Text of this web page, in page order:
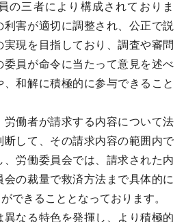
の三者により構成されておりま
害が適切に調整され、公正で説
現を目指しており、調査や審問
委員が命令に当たって意見を述べ
、和解に積極的に参与できること
働者が請求する内容について法
断して、その請求内容の範囲内で
、労働委員会では、請求された内
の裁量で救済方法まで具体的に
できることとなっております。
なる特色を発揮し、より積極的